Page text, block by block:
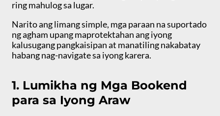
ring mahulog sa lugar.
Narito ang limang simple, mga paraan na suportado
ng agham upang maprotektahan ang iyong
kalusugang pangkaisipan at manatiling nakabatay
habang nag-navigate sa iyong karera.
1. Lumikha ng Mga Bookend
para sa Iyong Araw